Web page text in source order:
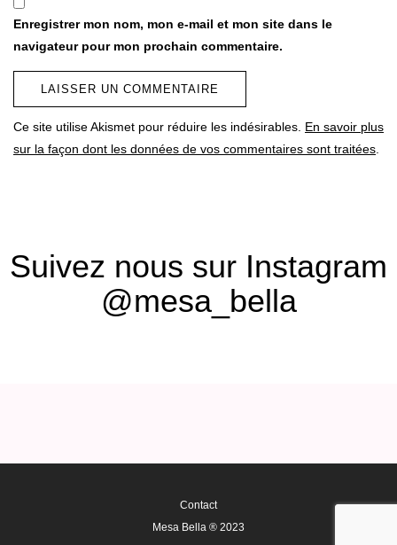
Enregistrer mon nom, mon e-mail et mon site dans le
navigateur pour mon prochain commentaire.
Ce site utilise Akismet pour réduire les indésirables. En savoir plus
sur la façon dont les données de vos commentaires sont traitées.
Suivez nous sur Instagram
@mesa_bella
Contact
Mesa Bella ® 2023